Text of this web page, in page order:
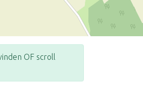
OF scroll